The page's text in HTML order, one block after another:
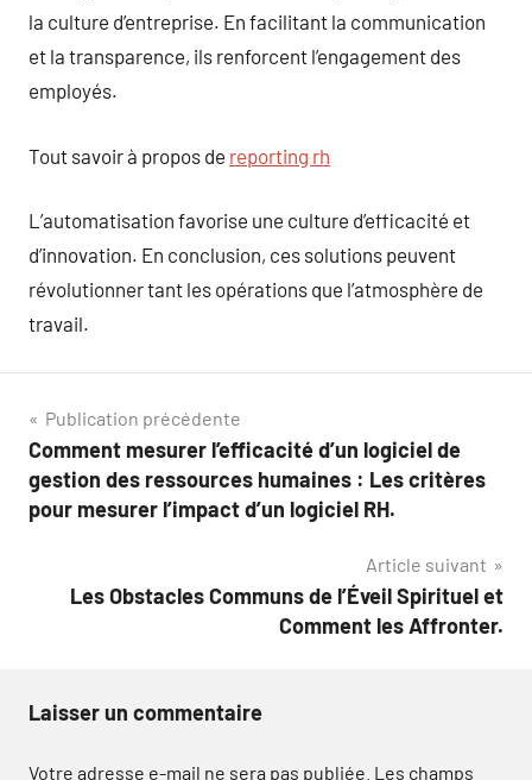
la culture d’entreprise. En facilitant la communication
et la transparence, ils renforcent l’engagement des
employés.
Tout savoir à propos de reporting rh
L’automatisation favorise une culture d’efficacité et
d’innovation. En conclusion, ces solutions peuvent
révolutionner tant les opérations que l’atmosphère de
travail.
Navigation
de
l’article
Publication précédente
Comment mesurer l’efficacité d’un logiciel de
gestion des ressources humaines : Les critères
pour mesurer l’impact d’un logiciel RH.
Article suivant
Les Obstacles Communs de l’Éveil Spirituel et
Comment les Affronter.
Laisser un commentaire
Votre adresse e-mail ne sera pas publiée. Les champs